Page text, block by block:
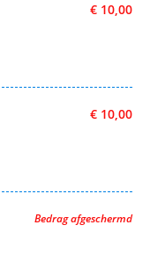
€ 10,00
€ 10,00
Bedrag afgeschermd